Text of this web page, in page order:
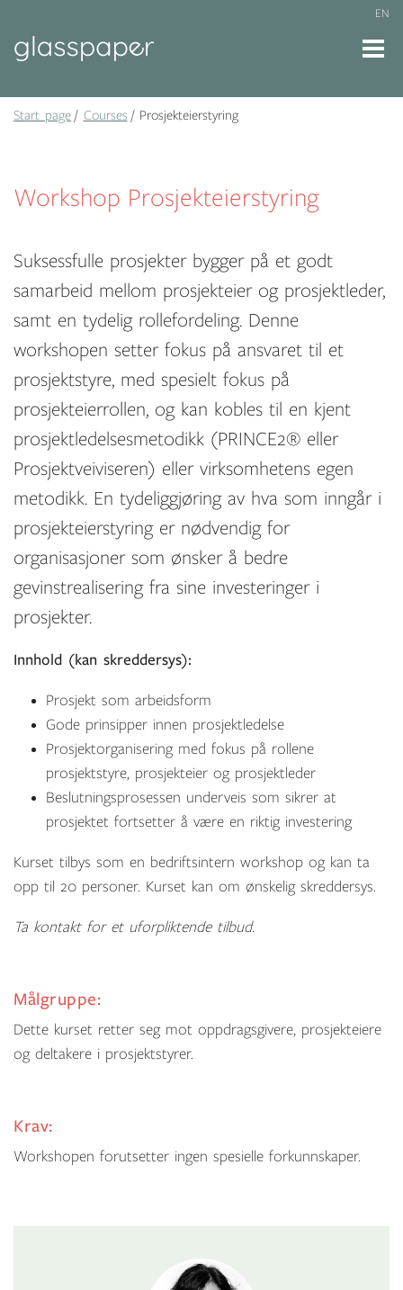
EN
Start page Courses Prosjekteierstyring
Workshop Prosjekteierstyring
Suksessfulle prosjekter bygger på et godt
samarbeid mellom prosjekteier og prosjektleder,
samt en tydelig rollefordeling. Denne
workshopen setter fokus på ansvaret til et
prosjektstyre, med spesielt fokus på
prosjekteierrollen, og kan kobles til en kjent
prosjektledelsesmetodikk (PRINCE2® eller
Prosjektveiviseren) eller virksomhetens egen
metodikk. En tydeliggjøring av hva som inngår i
prosjekteierstyring er nødvendig for
organisasjoner som ønsker å bedre
gevinstrealisering fra sine investeringer i
prosjekter.
Innhold (kan skreddersys):
Prosjekt som arbeidsform
Gode prinsipper innen prosjektledelse
Prosjektorganisering med fokus på rollene
prosjektstyre, prosjekteier og prosjektleder
Beslutningsprosessen underveis som sikrer at
prosjektet fortsetter å være en riktig investering
Kurset tilbys som en bedriftsintern workshop og kan ta
opp til 20 personer. Kurset kan om ønskelig skreddersys.
Ta kontakt for et uforpliktende tilbud.
Målgruppe:
Dette kurset retter seg mot oppdragsgivere, prosjekteiere
og deltakere i prosjektstyrer.
Krav:
Workshopen forutsetter ingen spesielle forkunnskaper.